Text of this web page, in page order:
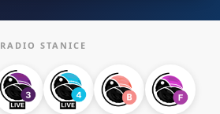
RADIO STANICE